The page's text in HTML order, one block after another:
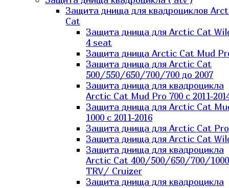
Защита днища для квадроциклов
Cat
Защита днища для Arctic Cat
4 seat
Защита днища Arctic Cat Mud
Защита днища для Arctic Cat
500/550/650/700/700 до 2007
Защита днища для квадроцикла
Arctic Cat Mud Pro 700 с 2011-
Защита днища для Arctic Cat
1000 c 2011-2016
Защита днища для Arctic Cat
Защита днища для Arctic Cat
Защита днища для квадроцикла
Arctic Cat 400/500/650/700/1000
TRV/ Cruizer
Защита днища для квадроцикла